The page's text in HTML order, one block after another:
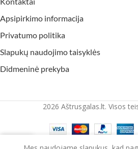
Apsipirkimo informacija
Privatumo politika
Slapukų naudojimo taisyklės
Didmeninė prekyba
2026 Aštrusgalas.lt. Visos